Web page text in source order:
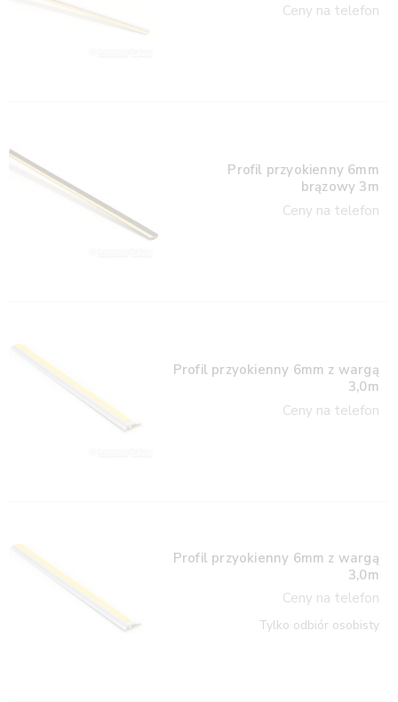
Ceny na telefon
Profil przyokienny 6mm
brązowy 3m
Ceny na telefon
Profil przyokienny 6mm z wargą
3,0m
Ceny na telefon
Profil przyokienny 6mm z wargą
3,0m
Ceny na telefon
Tylko odbiór osobisty